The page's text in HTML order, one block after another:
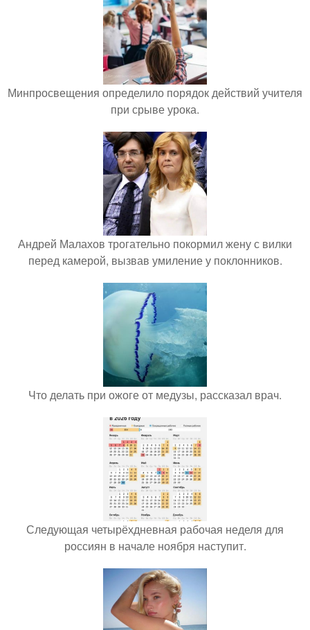
Минпросвещения определило порядок действий учителя
при срыве урока.
Андрей Малахов трогательно покормил жену с вилки
перед камерой, вызвав умиление у поклонников.
Что делать при ожоге от медузы, рассказал врач.
Следующая четырёхдневная рабочая неделя для
россиян в начале ноября наступит.